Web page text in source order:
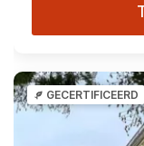
GECERTIFICEERD